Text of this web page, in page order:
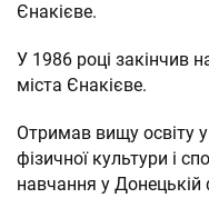
Єнакієве.
У 1986 році закінчив
міста Єнакієве.
Отримав вищу освіту у
фізичної культури і
навчання у Донецькій